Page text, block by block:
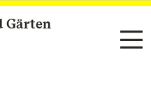
Gärten